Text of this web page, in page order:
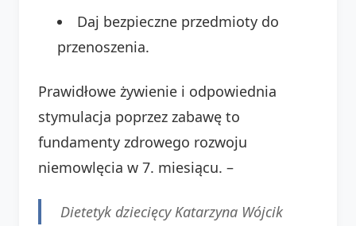
Daj bezpieczne przedmioty do
przenoszenia.
Prawidłowe żywienie i odpowiednia
stymulacja poprzez zabawę to
fundamenty zdrowego rozwoju
niemowlęcia w 7. miesiącu. –
Dietetyk dziecięcy Katarzyna Wójcik